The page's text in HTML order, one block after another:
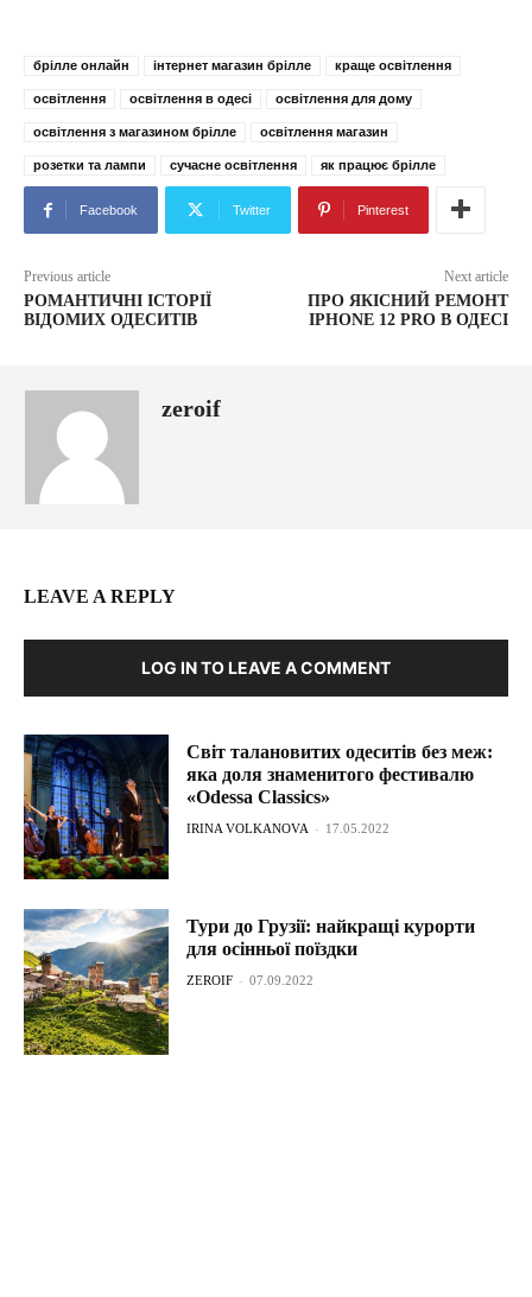
брілле онлайн інтернет магазин брілле краще освітлення
освітлення освітлення в одесі освітлення для дому
освітлення з магазином брілле освітлення магазин
розетки та лампи сучасне освітлення як працює брілле
Facebook Twitter Pinterest
Previous article
РОМАНТИЧНІ ІСТОРІЇ
ВІДОМИХ ОДЕСИТІВ
Next article
ПРО ЯКІСНИЙ РЕМОНТ
IPHONE 12 PRO В ОДЕСІ
zeroif
LEAVE A REPLY
LOG IN TO LEAVE A COMMENT
Світ талановитих одеситів без меж:
яка доля знаменитого фестивалю
«Odessa Classics»
IRINA VOLKANOVA - 17.05.2022
Тури до Грузії: найкращі курорти
для осінньої поїздки
ZEROIF - 07.09.2022